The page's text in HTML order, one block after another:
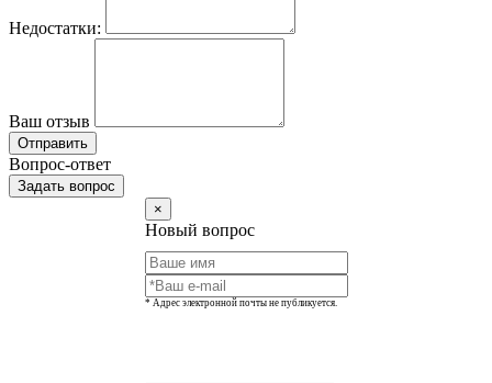
Недостатки:
Ваш отзыв
Отправить
Вопрос-ответ
Задать вопрос
×
Новый вопрос
* Адрес электронной почты не публикуется.